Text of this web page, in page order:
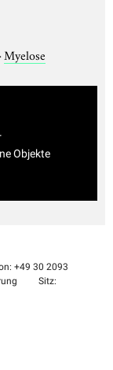
Myelose
Objekte
+49 30 2093
Sitz: